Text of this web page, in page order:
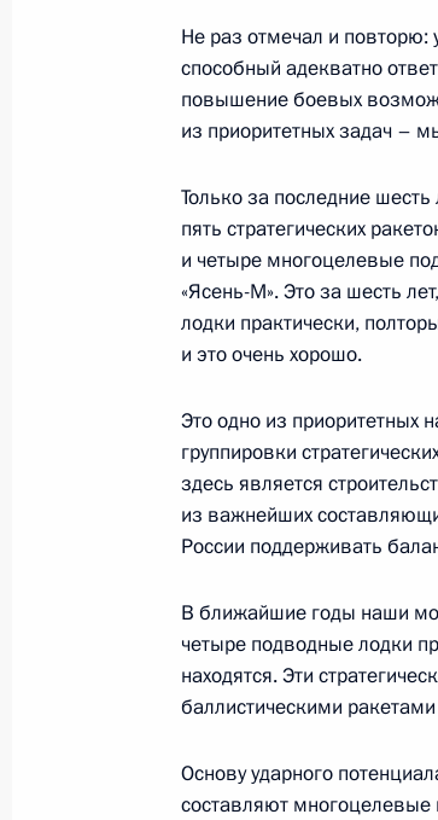
24 июля 2025 года,
Встреча с Андреем
24 июля 2025 года, 20:00
Встреча с
Цыбульским
Совещание по
24 июля 2025 года, 17:30
Церемония подъёма
Пожарский»
24 июля 2025 года, 16:45
Не раз отмечал и
способный адекватно
повышение боевых
из приоритетных задач –
Только за последние
пять стратегических
и четыре многоцелевые
«Ясень-М». Это за шесть
лодки практически,
и это очень хорошо.
Это одно из приоритетных
группировки
здесь является
из важнейших
России поддерживать
В ближайшие годы наши
четыре подводные лодки
находятся. Эти
баллистическими
Основу ударного
составляют многоцелевые